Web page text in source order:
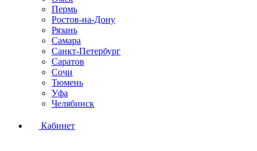
Пермь
Ростов-на-Дону
Рязань
Самара
Санкт-Петербург
Саратов
Сочи
Тюмень
Уфа
Челябинск
Кабинет